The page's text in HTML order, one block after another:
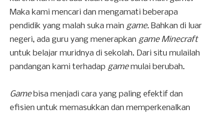
Maka kami mencari dan mengamati beberapa
pendidik yang malah suka main game. Bahkan di luar
negeri, ada guru yang menerapkan game Minecraft
untuk belajar muridnya di sekolah. Dari situ mulailah
pandangan kami terhadap gamemulai berubah.
Gamebisa menjadi cara yang paling efektif dan
efisien untuk memasukkan dan memperkenalkan